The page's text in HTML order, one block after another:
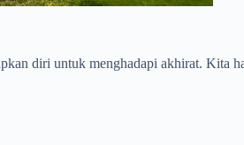
diri untuk menghadapi akhirat. Kita